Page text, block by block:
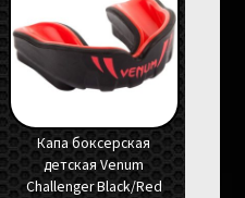
Капа боксерская
детская Venum
Challenger Black/Red